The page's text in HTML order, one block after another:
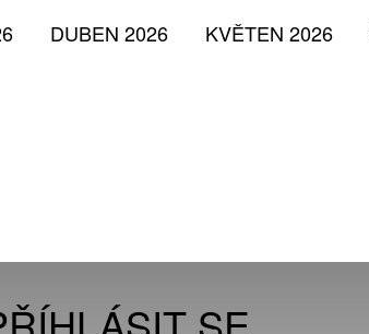
KVĚTEN 2026
DUBEN 2026